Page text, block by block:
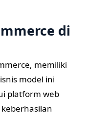
di
memiliki
model ini
platform web